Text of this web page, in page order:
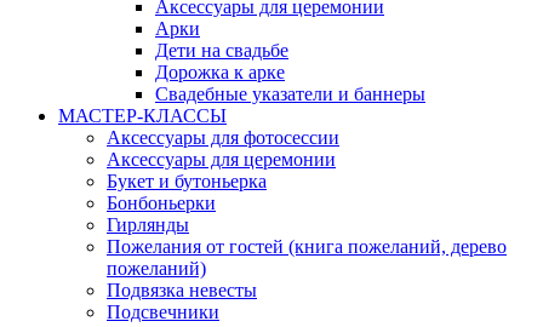
Аксессуары для церемонии
Арки
Дети на свадьбе
Дорожка к арке
Свадебные указатели и баннеры
МАСТЕР-КЛАССЫ
Аксессуары для фотосессии
Аксессуары для церемонии
Букет и бутоньерка
Бонбоньерки
Гирлянды
Пожелания от гостей (книга пожеланий, дерево
пожеланий)
Подвязка невесты
Подсвечники